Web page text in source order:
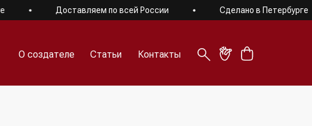
Доставляем по всей России Сделано в Петербурге
Контакты
Статьи
О создателе